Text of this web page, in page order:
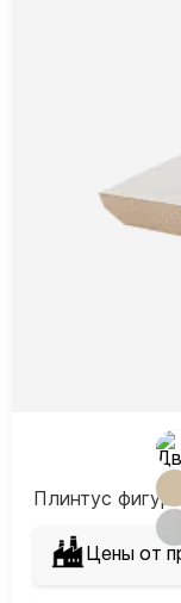
Плинтус
Цены от